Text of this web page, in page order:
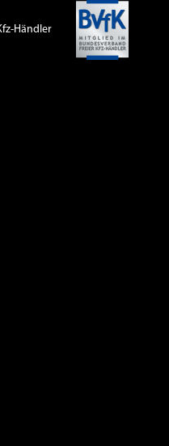
Händler